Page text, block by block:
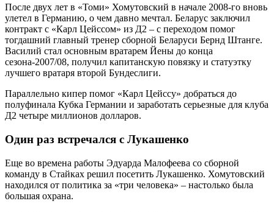
После двух лет в «Томи» Хомутовский в начале 2008-го вновь
улетел в Германию, о чем давно мечтал. Беларус заключил
контракт с «Карл Цейссом» из Д2 – с переходом помог
тогдашний главный тренер сборной Беларуси Бернд Штанге.
Василий стал основным вратарем Йены до конца
сезона-2007/08, получил капитанскую повязку и статуэтку
лучшего вратаря второй Бундеслиги.
Параллельно кипер помог «Карл Цейссу» добраться до
полуфинала Кубка Германии и заработать серьезные для клуба
Д2 четыре миллионов долларов.
Один раз встречался с Лукашенко
Еще во времена работы Эдуарда Малофеева со сборной
команду в Стайках решил посетить Лукашенко. Хомутовский
находился от политика за «три человека» – настолько была
большая охрана.